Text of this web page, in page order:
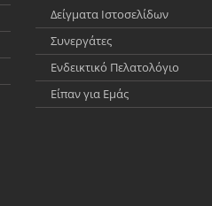
Δείγματα Ιστοσελίδων
Συνεργάτες
Ενδεικτικό Πελατολόγιο
Είπαν για Εμάς